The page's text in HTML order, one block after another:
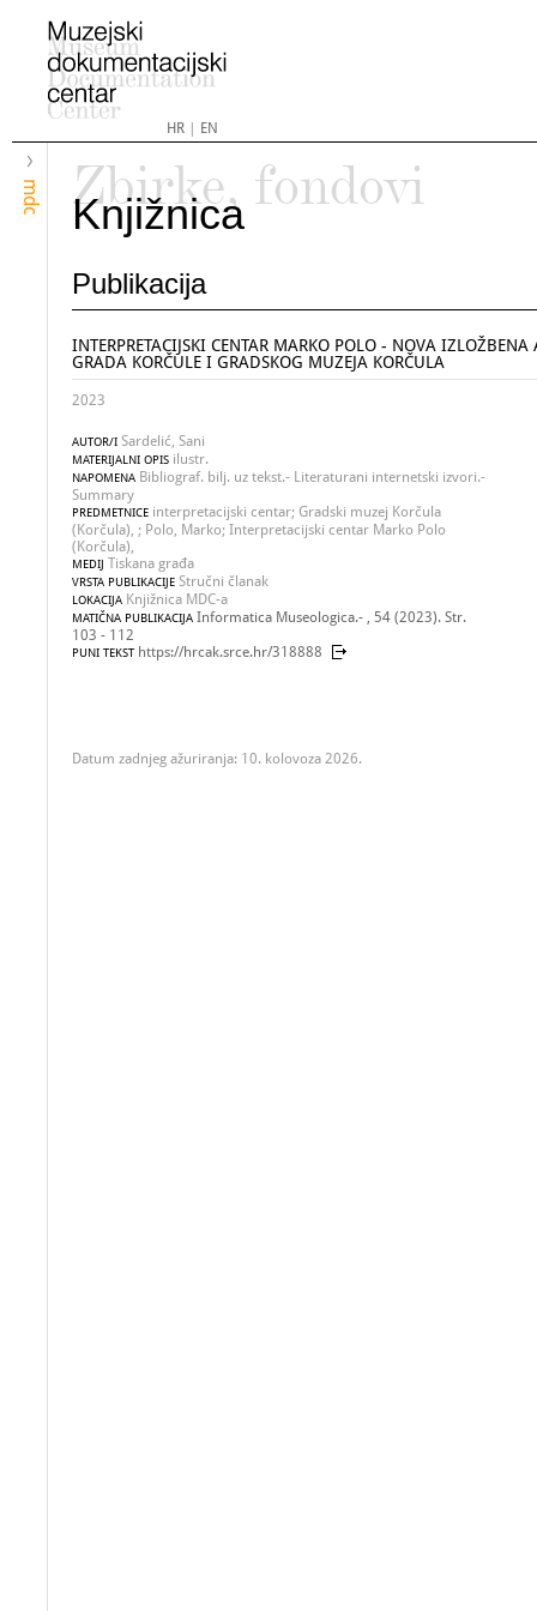
HR| EN
mdc
Zbirke, fondovi
Knjižnica
Publikacija
INTERPRETACIJSKI CENTAR MARKO POLO - NOVA IZLOŽBENA
GRADA KORČULE I GRADSKOG MUZEJA KORČULA
2023
AUTOR/I Sardelić, Sani
MATERIJALNI OPIS ilustr.
NAPOMENA Bibliograf. bilj. uz tekst.- Literaturani internetski izvori.-
Summary
PREDMETNICE interpretacijski centar; Gradski muzej Korčula
(Korčula), ; Polo, Marko; Interpretacijski centar Marko Polo
(Korčula),
MEDIJ Tiskana građa
VRSTA PUBLIKACIJE Stručni članak
LOKACIJA Knjižnica MDC-a
MATIČNA PUBLIKACIJA Informatica Museologica.- , 54 (2023). Str.
103 - 112
PUNI TEKST https://hrcak.srce.hr/318888
Datum zadnjeg ažuriranja: 10. kolovoza 2026.